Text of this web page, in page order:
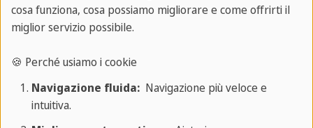
Dopo le lezioni, viene lasciato molto spazio allo
svago, allo studio individuale e al tempo libero: in
un'esperienza davvero piacevole e coinvolgente e si
potranno praticare numerose attività, partecipare
a eventi o scoprire altre belle località spagnole.
cosa funziona, cosa possiamo migliorare e come offrirti il
miglior servizio possibile.
🍪 Perché usiamo i cookie
Navigazione fluida:Navigazione più veloce e
intuitiva.